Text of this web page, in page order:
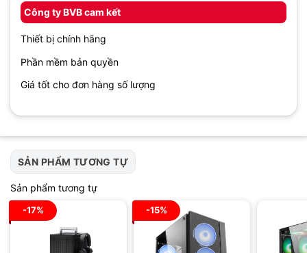
Công ty BVB cam kết
Thiết bị chính hãng
Phần mềm bản quyền
Giá tốt cho đơn hàng số lượng
SẢN PHẨM TƯƠNG TỰ
Sản phẩm tương tự
-17% -15%